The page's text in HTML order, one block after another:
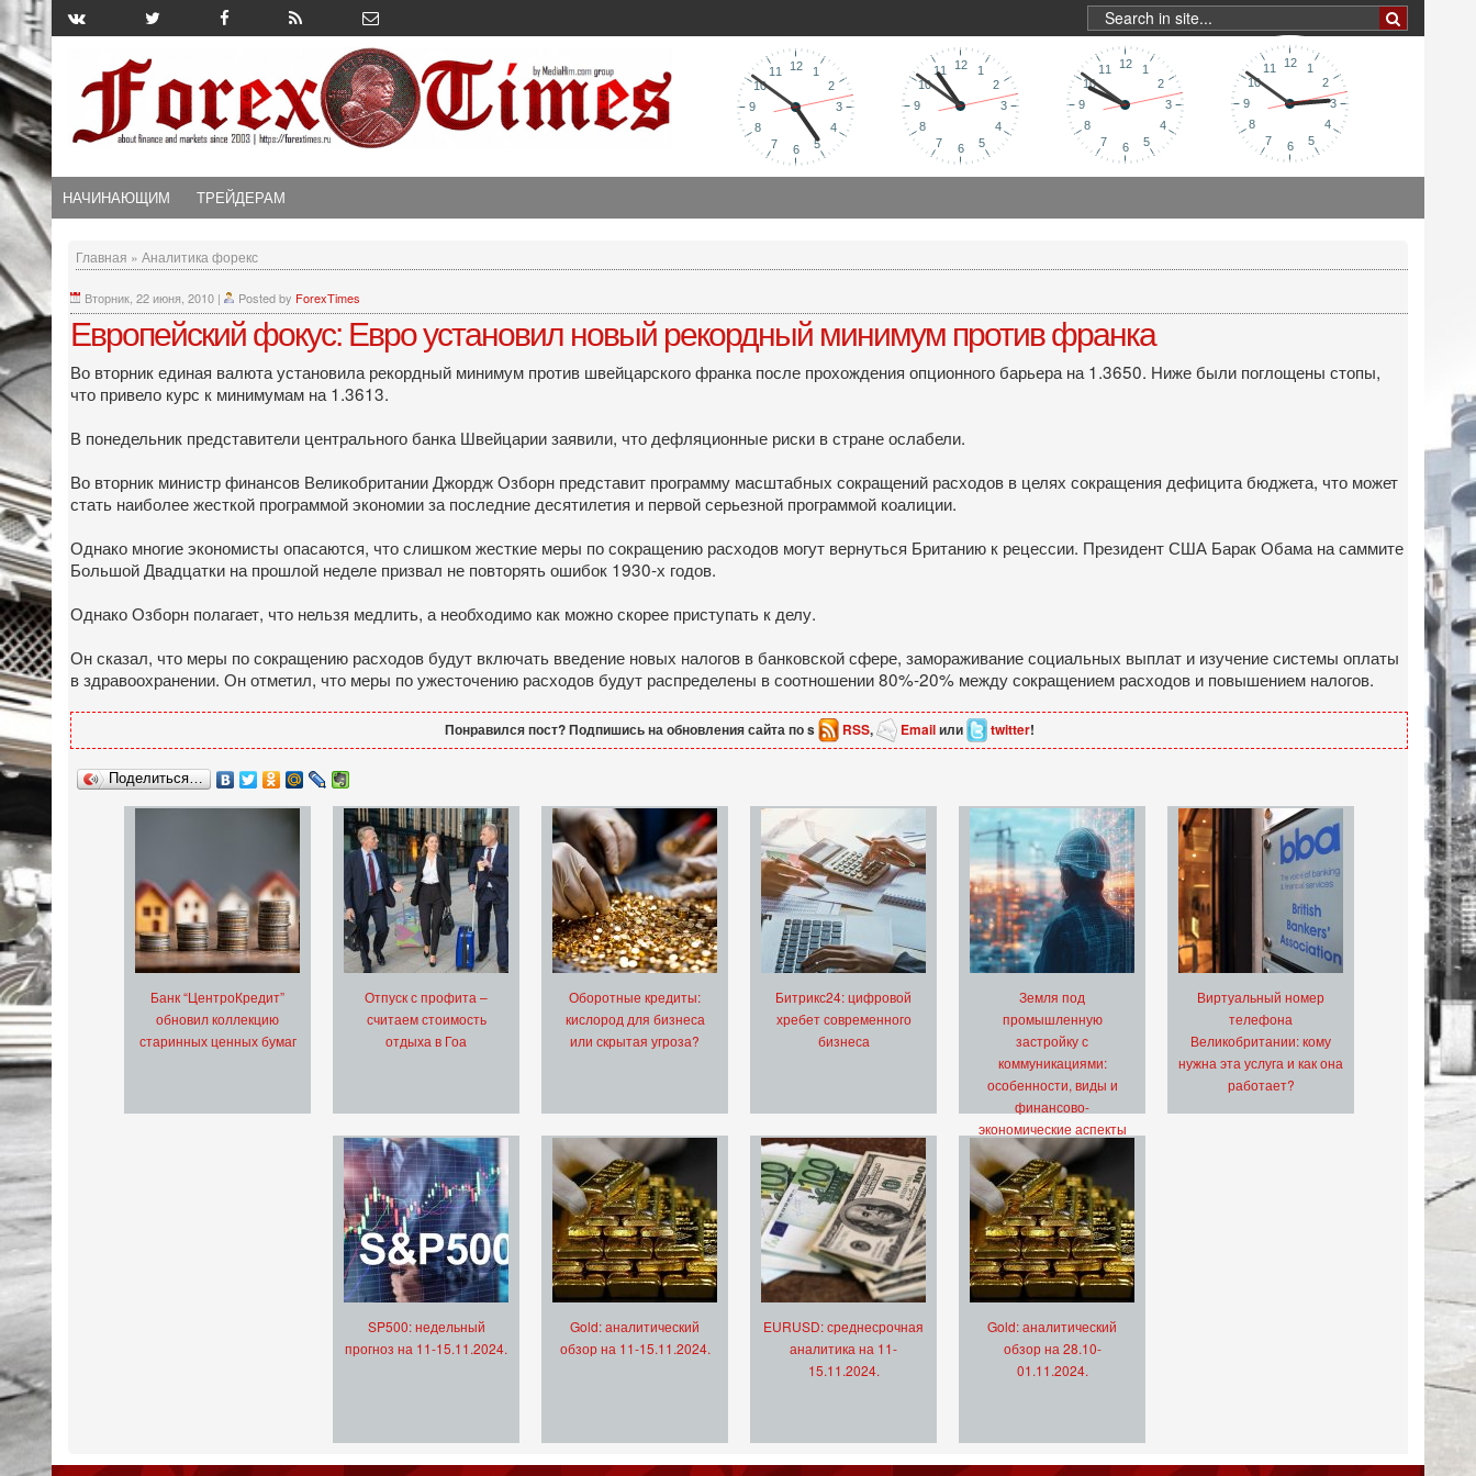
НАЧИНАЮЩИМ ТРЕЙДЕРАМ
Главная » Аналитика форекс
Вторник, 22 июня, 2010 | Posted by ForexTimes
Европейский фокус: Евро установил новый рекордный минимум против франка
Во вторник единая валюта установила рекордный минимум против швейцарского франка после прохождения опционного барьера на 1.3650. Ниже были поглощены стопы,
что привело курс к минимумам на 1.3613.
В понедельник представители центрального банка Швейцарии заявили, что дефляционные риски в стране ослабели.
Во вторник министр финансов Великобритании Джордж Озборн представит программу масштабных сокращений расходов в целях сокращения дефицита бюджета, что может
стать наиболее жесткой программой экономии за последние десятилетия и первой серьезной программой коалиции.
Однако многие экономисты опасаются, что слишком жесткие меры по сокращению расходов могут вернуться Британию к рецессии. Президент США Барак Обама на саммите
Большой Двадцатки на прошлой неделе призвал не повторять ошибок 1930-х годов.
Однако Озборн полагает, что нельзя медлить, а необходимо как можно скорее приступать к делу.
Он сказал, что меры по сокращению расходов будут включать введение новых налогов в банковской сфере, замораживание социальных выплат и изучение системы оплаты
в здравоохранении. Он отметил, что меры по ужесточению расходов будут распределены в соотношении 80%-20% между сокращением расходов и повышением налогов.
Понравился пост? Подпишись на обновления сайта по s RSS, Emailили twitter!
Поделиться…
Банк “ЦентроКредит”
обновил коллекцию
старинных ценных бумаг
Отпуск с профита –
считаем стоимость
отдыха в Гоа
Оборотные кредиты:
кислород для бизнеса
или скрытая угроза?
Битрикс24: цифровой
хребет современного
бизнеса
Земля под
промышленную
застройку с
коммуникациями:
особенности, виды и
финансово-
экономические аспекты
Виртуальный номер
телефона
Великобритании: кому
нужна эта услуга и как она
работает?
SP500: недельный
прогноз на 11-15.11.2024.
Gold: аналитический
обзор на 11-15.11.2024.
EURUSD: среднесрочная
аналитика на 11-
15.11.2024.
Gold: аналитический
обзор на 28.10-
01.11.2024.